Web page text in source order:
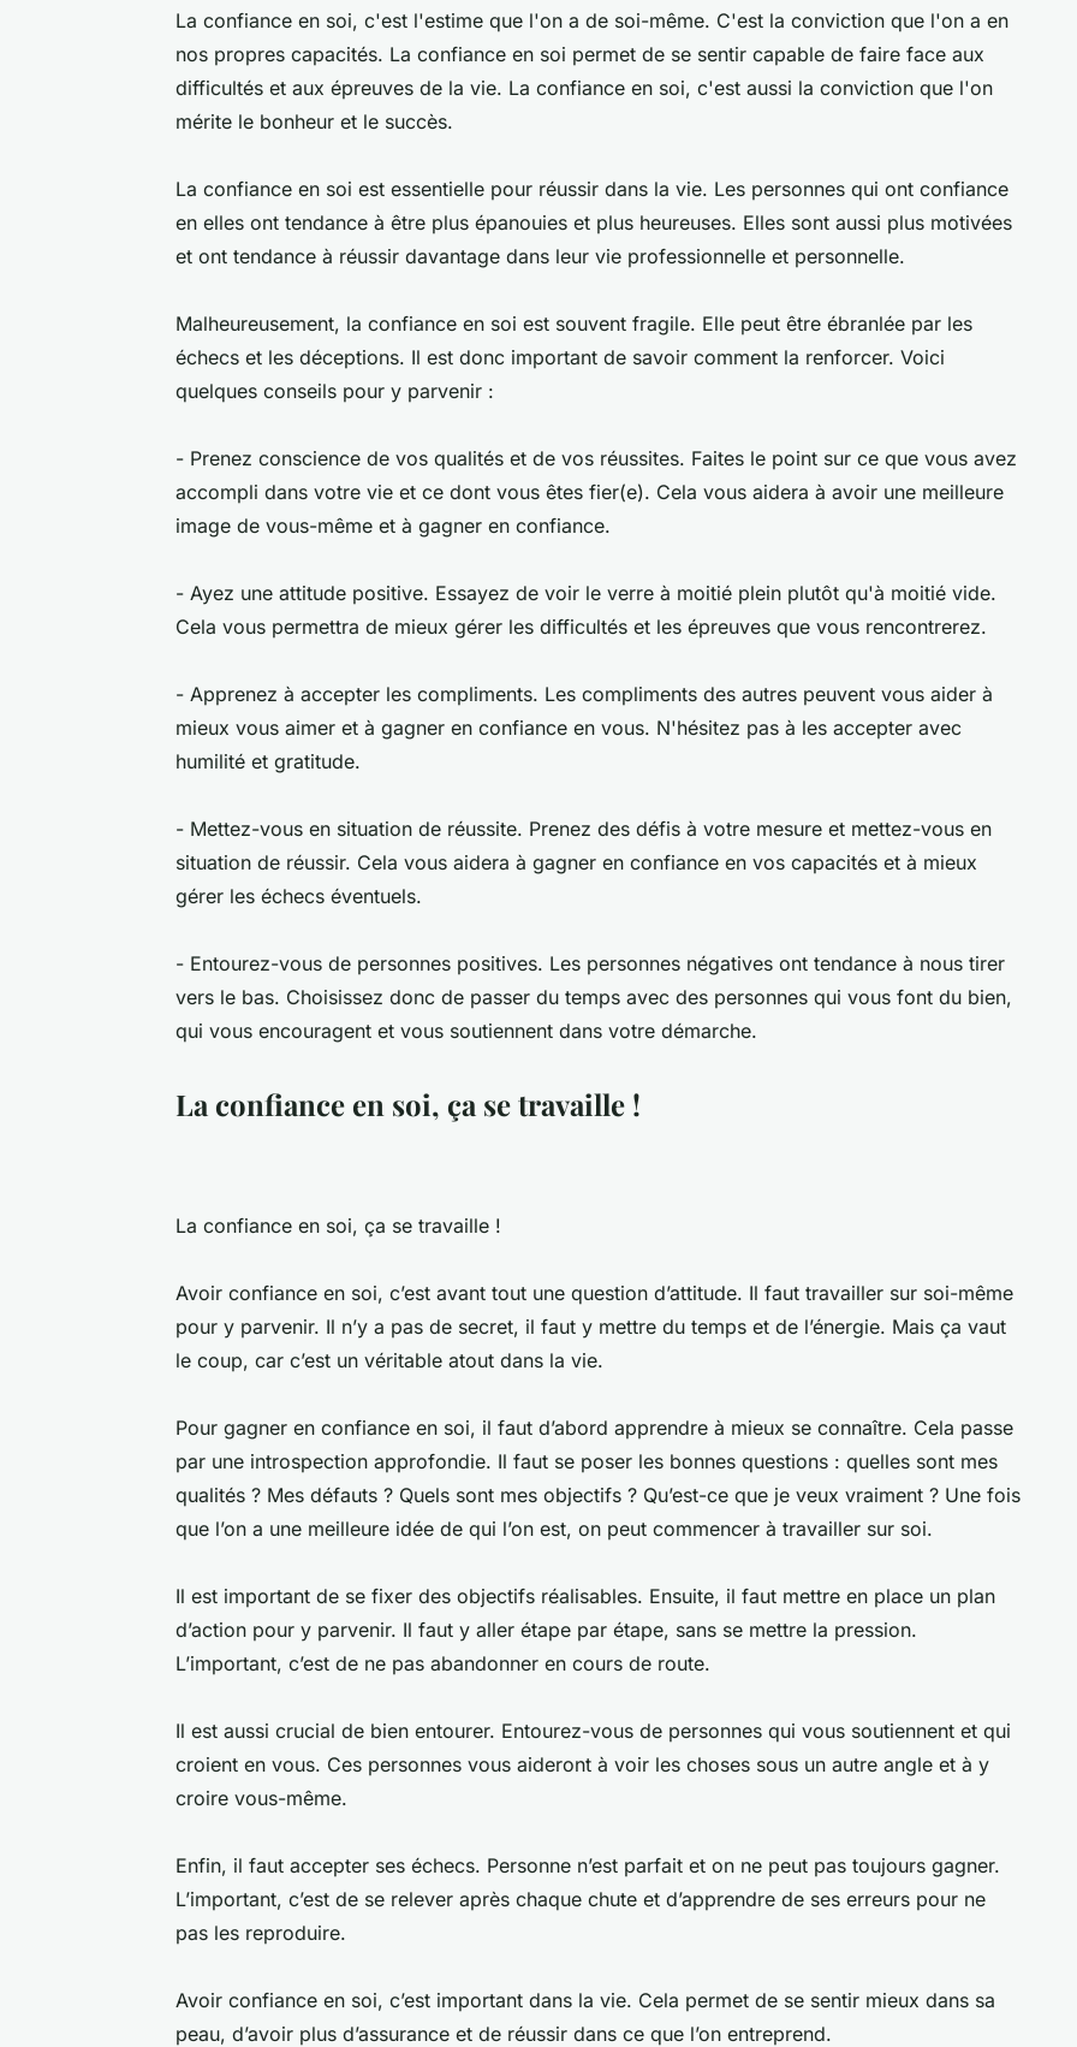
La confiance en soi, c'est l'estime que l'on a de soi-même. C'est la conviction que l'on a en
nos propres capacités. La confiance en soi permet de se sentir capable de faire face aux
difficultés et aux épreuves de la vie. La confiance en soi, c'est aussi la conviction que l'on
mérite le bonheur et le succès.
La confiance en soi est essentielle pour réussir dans la vie. Les personnes qui ont confiance
en elles ont tendance à être plus épanouies et plus heureuses. Elles sont aussi plus motivées
et ont tendance à réussir davantage dans leur vie professionnelle et personnelle.
Malheureusement, la confiance en soi est souvent fragile. Elle peut être ébranlée par les
échecs et les déceptions. Il est donc important de savoir comment la renforcer. Voici
quelques conseils pour y parvenir :
- Prenez conscience de vos qualités et de vos réussites. Faites le point sur ce que vous avez
accompli dans votre vie et ce dont vous êtes fier(e). Cela vous aidera à avoir une meilleure
image de vous-même et à gagner en confiance.
- Ayez une attitude positive. Essayez de voir le verre à moitié plein plutôt qu'à moitié vide.
Cela vous permettra de mieux gérer les difficultés et les épreuves que vous rencontrerez.
- Apprenez à accepter les compliments. Les compliments des autres peuvent vous aider à
mieux vous aimer et à gagner en confiance en vous. N'hésitez pas à les accepter avec
humilité et gratitude.
- Mettez-vous en situation de réussite. Prenez des défis à votre mesure et mettez-vous en
situation de réussir. Cela vous aidera à gagner en confiance en vos capacités et à mieux
gérer les échecs éventuels.
- Entourez-vous de personnes positives. Les personnes négatives ont tendance à nous tirer
vers le bas. Choisissez donc de passer du temps avec des personnes qui vous font du bien,
qui vous encouragent et vous soutiennent dans votre démarche.
La confiance en soi, ça se travaille !
La confiance en soi, ça se travaille !
Avoir confiance en soi, c’est avant tout une question d’attitude. Il faut travailler sur soi-même
pour y parvenir. Il n’y a pas de secret, il faut y mettre du temps et de l’énergie. Mais ça vaut
le coup, car c’est un véritable atout dans la vie.
Pour gagner en confiance en soi, il faut d’abord apprendre à mieux se connaître. Cela passe
par une introspection approfondie. Il faut se poser les bonnes questions : quelles sont mes
qualités ? Mes défauts ? Quels sont mes objectifs ? Qu’est-ce que je veux vraiment ? Une fois
que l’on a une meilleure idée de qui l’on est, on peut commencer à travailler sur soi.
Il est important de se fixer des objectifs réalisables. Ensuite, il faut mettre en place un plan
d’action pour y parvenir. Il faut y aller étape par étape, sans se mettre la pression.
L’important, c’est de ne pas abandonner en cours de route.
Il est aussi crucial de bien entourer. Entourez-vous de personnes qui vous soutiennent et qui
croient en vous. Ces personnes vous aideront à voir les choses sous un autre angle et à y
croire vous-même.
Enfin, il faut accepter ses échecs. Personne n’est parfait et on ne peut pas toujours gagner.
L’important, c’est de se relever après chaque chute et d’apprendre de ses erreurs pour ne
pas les reproduire.
Avoir confiance en soi, c’est important dans la vie. Cela permet de se sentir mieux dans sa
peau, d’avoir plus d’assurance et de réussir dans ce que l’on entreprend.